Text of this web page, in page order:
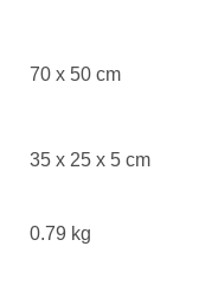
70 x 50 cm
35 x 25 x 5 cm
0.79 kg